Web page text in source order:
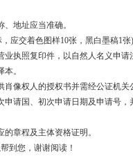
地址应当准确。
应交着色图样10张，黑白墨稿1张)
执照复印件，以自然人名义申请
。
像权人的授权书并需经公证机关
请国、初次申请日期及申请号
章程及主体资格证明。
到您，谢谢阅读！